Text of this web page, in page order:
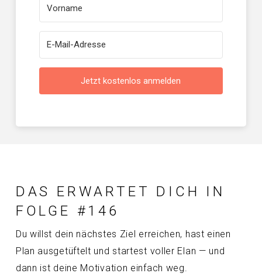
Jetzt kostenlos anmelden
DAS ERWARTET DICH IN
FOLGE #146
Du willst dein nächstes Ziel erreichen, hast einen
Plan ausgetüftelt und startest voller Elan — und
dann ist deine Motivation einfach weg.